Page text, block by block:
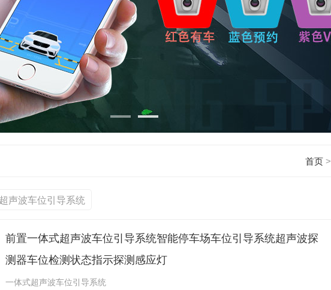
首页>
声波车位引导系统
前置一体式超声波车位引导系统智能停车场车位引导系统超声波探
测器车位检测状态指示探测感应灯
一体式超声波车位引导系统